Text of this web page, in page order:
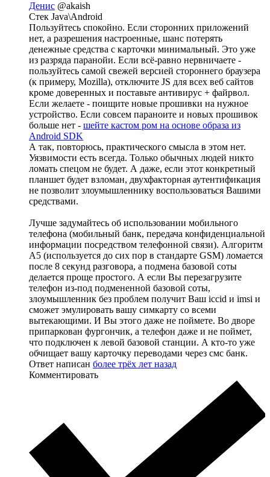
Денис @akaish
Стек Java\Android
Пользуйтесь спокойно. Если сторонних приложений
нет, а разрешения настроенные, шанс потерять
денежные средства с карточки минимальный. Это уже
из разряда паранойи. Если всё-равно нервничаете -
пользуйтесь самой свежей версией стороннего браузера
(к примеру, Mozilla), отключите JS для всех веб сайтов
кроме доверенных и поставьте антивирус + файрвол.
Если желаете - поищите новые прошивки на нужное
устройство. Если совсем параноите и новых прошивок
больше нет - шейте кастом ром на основе образа из
Android SDK
А так, повторюсь, практического смысла в этом нет.
Уязвимости есть всегда. Только обычных людей никто
ломать спецом не будет. А даже, если этот конкретный
планшет будет взломан, двухфакторная аутентификация
не позволит злоумышленнику воспользоваться Вашими
средствами.
Лучше задумайтесь об использовании мобильного
телефона (мобильный банк, передача конфиденциальной
информации посредством телефонной связи). Алгоритм
A5 (используется до сих пор в стандарте GSM) ломается
после 8 секунд разговора, а подмена базовой соты
делается проще простого. А если Вы перезагрузите
телефон из-под подмененной базовой соты,
злоумышленник без проблем получит Ваш iccid и imsi и
сможет эмулировать вашу симкарту со всеми
вытекающими. И Вы этого даже не поймете. Во дворе
припаркован фургончик, а телефон даже и не поймет,
что подключен к левой базовой станции. А кто-то уже
обчищает вашу карточку переводами через смс банк.
Ответ написан более трёх лет назад
Комментировать